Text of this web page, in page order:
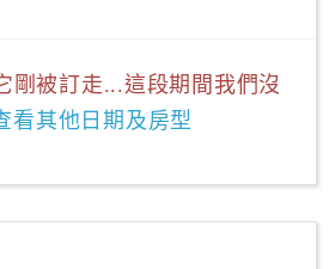
剛被訂走...這段期間我們沒
看其他日期及房型